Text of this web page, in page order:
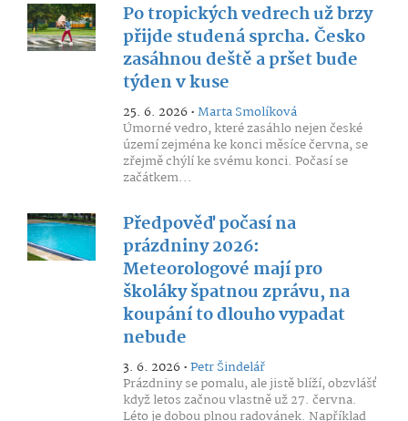
Po tropických vedrech už brzy
přijde studená sprcha. Česko
zasáhnou deště a pršet bude
týden v kuse
25. 6. 2026 •Marta Smolíková
Úmorné vedro, které zasáhlo nejen české
území zejména ke konci měsíce června, se
zřejmě chýlí ke svému konci. Počasí se
začátkem...
Předpověď počasí na
prázdniny 2026:
Meteorologové mají pro
školáky špatnou zprávu, na
koupání to dlouho vypadat
nebude
3. 6. 2026 •Petr Šindelář
Prázdniny se pomalu, ale jistě blíží, obzvlášť
když letos začnou vlastně už 27. června.
Léto je dobou plnou radovánek. Například